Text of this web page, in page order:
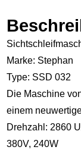
Marke: Stephan
Type: SSD 032
Die Maschine
einem
Drehzahl: 2860
380V, 240W